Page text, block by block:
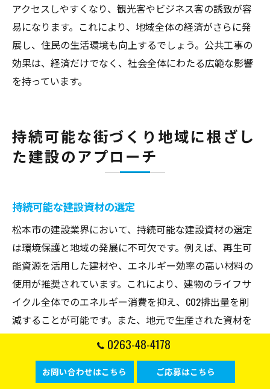
アクセスしやすくなり、観光客やビジネス客の誘致が容
易になります。これにより、地域全体の経済がさらに発
展し、住民の生活環境も向上するでしょう。公共工事の
効果は、経済だけでなく、社会全体にわたる広範な影響
を持っています。
持続可能な街づくり地域に根ざし
た建設のアプローチ
持続可能な建設資材の選定
松本市の建設業界において、持続可能な建設資材の選定
は環境保護と地域の発展に不可欠です。例えば、再生可
能資源を活用した建材や、エネルギー効率の高い材料の
使用が推奨されています。これにより、建物のライフサ
イクル全体でのエネルギー消費を抑え、CO2排出量を削
減することが可能です。また、地元で生産された資材を
利用することで、地域経済の活性化にも寄与します。持
やすい都市にするための重要な一歩となるでしょう。
0263-48-4178
お問い合わせはこちら ご応募はこちら